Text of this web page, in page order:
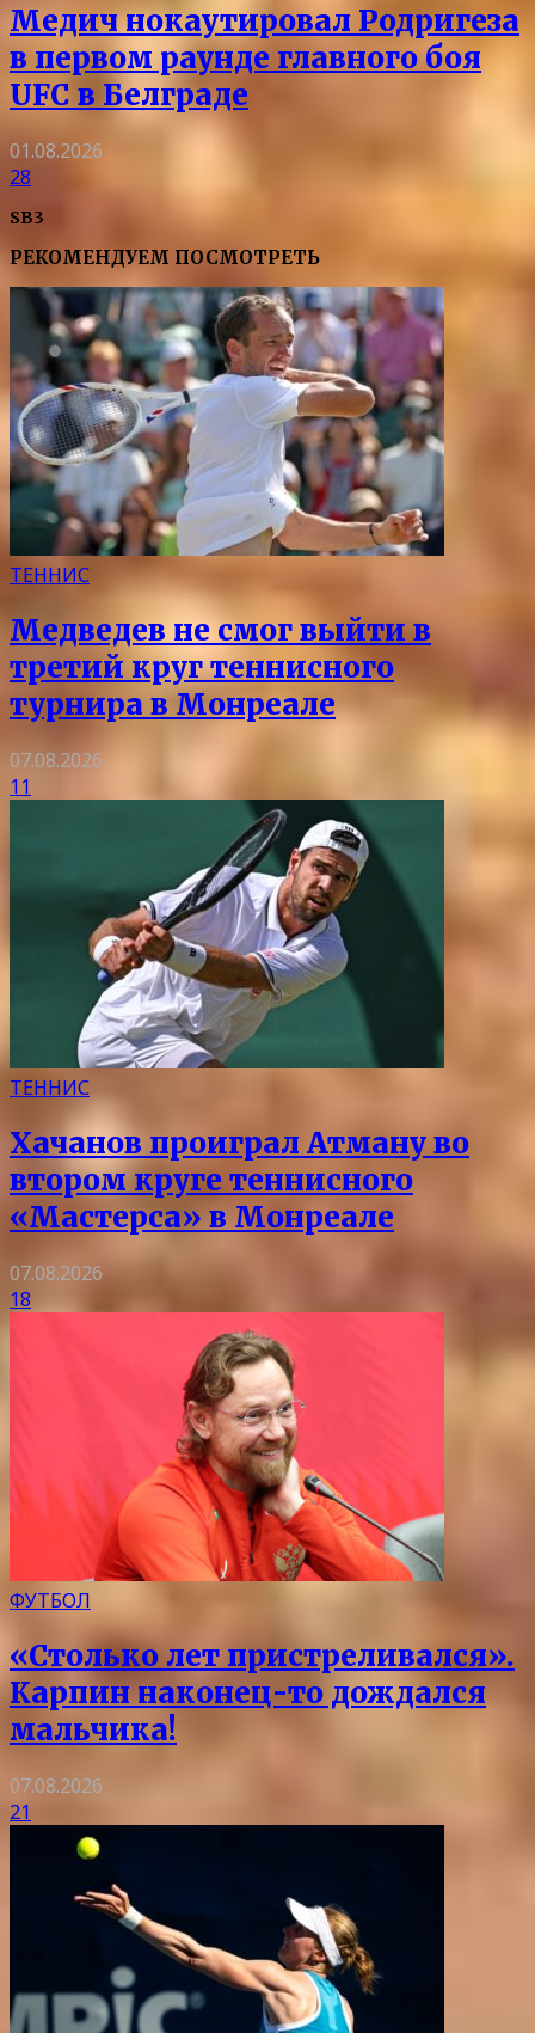
Медич нокаутировал Родригеза
в первом раунде главного боя
UFC в Белграде
01.08.2026
28
SB3
РЕКОМЕНДУЕМ ПОСМОТРЕТЬ
ТЕННИС
Медведев не смог выйти в
третий круг теннисного
турнира в Монреале
07.08.2026
11
ТЕННИС
Хачанов проиграл Атману во
втором круге теннисного
«Мастерса» в Монреале
07.08.2026
18
ФУТБОЛ
«Столько лет пристреливался».
Карпин наконец-то дождался
мальчика!
07.08.2026
21